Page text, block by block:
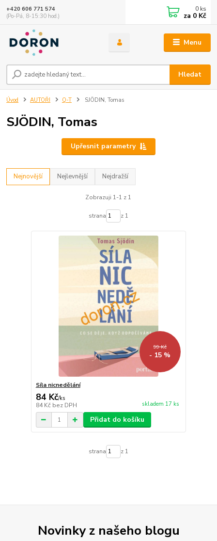
Menu
Hledat
+420 606 771 574
(Po-Pá, 8-15:30 hod.)
0 ks
za 0 Kč
Úvod AUTOŘI Q-T SJÖDIN, Tomas
SJÖDIN, Tomas
Upřesnit parametry
Nejnovější Nejlevnější Nejdražší
Zobrazuji 1-1 z 1
strana z 1
99 Kč
- 15 %
Síla nicnedělání
84 Kč/ks
84 Kč bez DPH skladem 17 ks
Přidat do košíku
strana z 1
Novinky z našeho blogu